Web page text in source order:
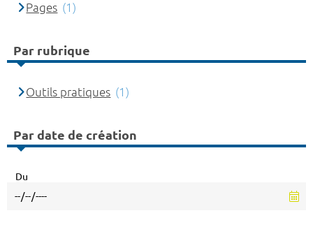
Pages (1)
Par rubrique
Outils pratiques (1)
Par date de création
Du